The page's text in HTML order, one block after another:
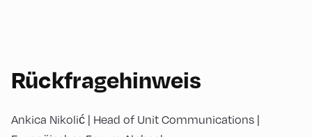
Rückfragehinweis
Ankica Nikolić | Head of Unit Communications |